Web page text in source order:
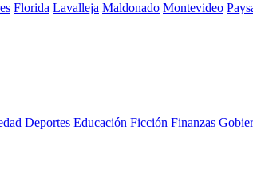
Florida Lavalleja Maldonado Montevideo
Deportes Educación Ficción Finanzas